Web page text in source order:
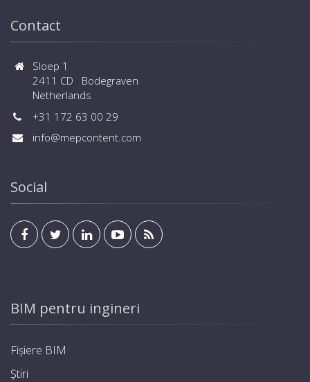
Contact
Sloep 1
2411 CD Bodegraven
Netherlands
+31 172 63 00 29
info@mepcontent.com
Social
BIM pentru ingineri
Fișiere BIM
Știri